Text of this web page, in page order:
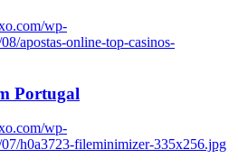
wp-
apostas-online-top-casinos-
Portugal
wp-
h0a3723-fileminimizer-335x256.jpg